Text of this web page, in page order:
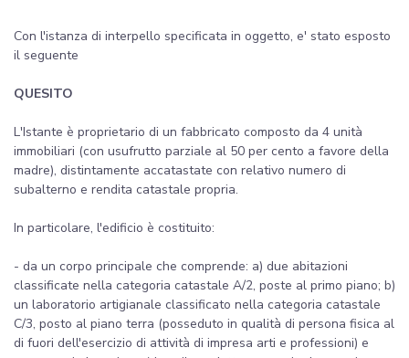
Con l'istanza di interpello specificata in oggetto, e' stato esposto
il seguente
QUESITO
L'Istante è proprietario di un fabbricato composto da 4 unità
immobiliari (con usufrutto parziale al 50 per cento a favore della
madre), distintamente accatastate con relativo numero di
subalterno e rendita catastale propria.
In particolare, l'edificio è costituito:
- da un corpo principale che comprende: a) due abitazioni
classificate nella categoria catastale A/2, poste al primo piano; b)
un laboratorio artigianale classificato nella categoria catastale
C/3, posto al piano terra (posseduto in qualità di persona fisica al
di fuori dell'esercizio di attività di impresa arti e professioni) e